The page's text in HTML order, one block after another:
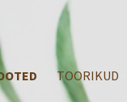
TOORIKUD